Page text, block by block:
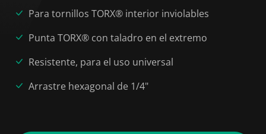
Para tornillos TORX® interior inviolables
Punta TORX® con taladro en el extremo
Resistente, para el uso universal
Arrastre hexagonal de 1/4"